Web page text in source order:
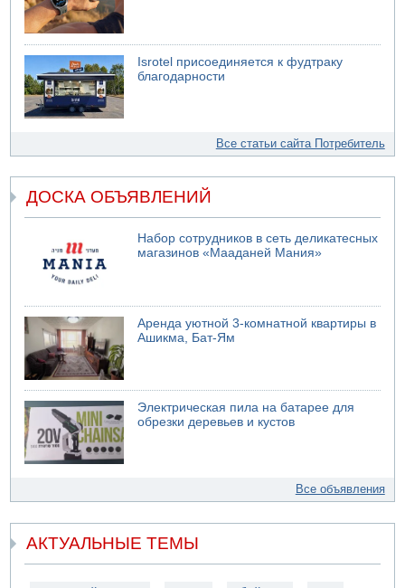
Isrotel присоединяется к фудтраку
благодарности
Все статьи сайта Потребитель
ДОСКА ОБЪЯВЛЕНИЙ
Набор сотрудников в сеть деликатесных
магазинов «Мааданей Мания»
Аренда уютной 3-комнатной квартиры в
Ашикма, Бат-Ям
Электрическая пила на батарее для
обрезки деревьев и кустов
Все объявления
АКТУАЛЬНЫЕ ТЕМЫ